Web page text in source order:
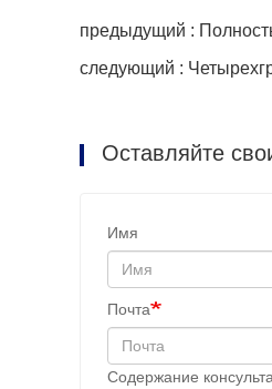
предыдущий :
следующий :
Оставляйте
Имя
Почта
Содержание